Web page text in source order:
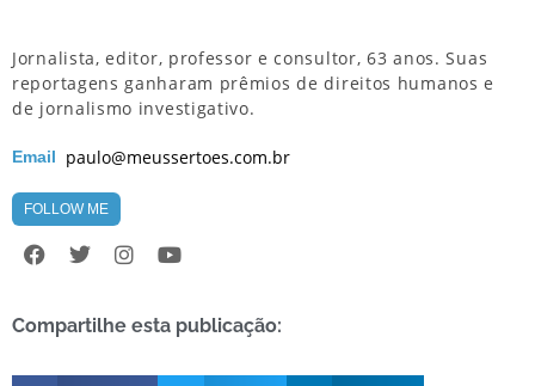
Jornalista, editor, professor e consultor, 63 anos. Suas
reportagens ganharam prêmios de direitos humanos e
de jornalismo investigativo.
Email paulo@meussertoes.com.br
FOLLOW ME
Compartilhe esta publicação: